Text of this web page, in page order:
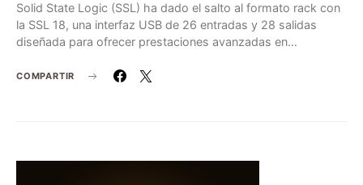
Solid State Logic (SSL) ha dado el salto al formato rack con
la SSL 18, una interfaz USB de 26 entradas y 28 salidas
diseñada para ofrecer prestaciones avanzadas en…
COMPARTIR